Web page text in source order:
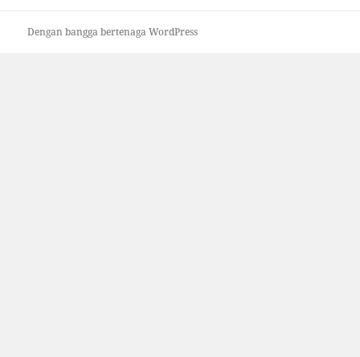
Dengan bangga bertenaga WordPress